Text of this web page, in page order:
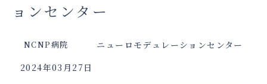
ョンセンター
NCNP病院
ニューロモデュレーションセンター
2024年03月27日